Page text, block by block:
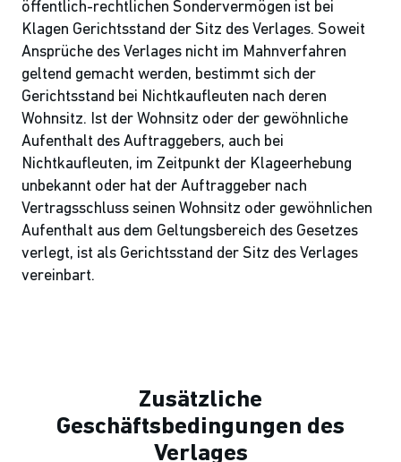
öffentlich-rechtlichen Sondervermögen ist bei
Klagen Gerichtsstand der Sitz des Verlages. Soweit
Ansprüche des Verlages nicht im Mahnverfahren
geltend gemacht werden, bestimmt sich der
Gerichtsstand bei Nichtkaufleuten nach deren
Wohnsitz. Ist der Wohnsitz oder der gewöhnliche
Aufenthalt des Auftraggebers, auch bei
Nichtkaufleuten, im Zeitpunkt der Klageerhebung
unbekannt oder hat der Auftraggeber nach
Vertragsschluss seinen Wohnsitz oder gewöhnlichen
Aufenthalt aus dem Geltungsbereich des Gesetzes
verlegt, ist als Gerichtsstand der Sitz des Verlages
vereinbart.
Zusätzliche
Geschäftsbedingungen des
Verlages